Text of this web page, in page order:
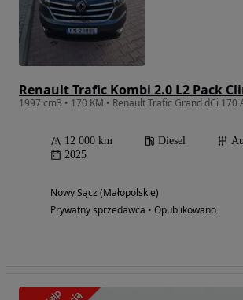
Renault Trafic Kombi 2.0 L2 Pack
12 000 km Diesel
2025
Nowy Sącz (Małopolskie)
Prywatny sprzedawca • Opublikowano